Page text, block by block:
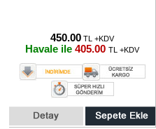
450.00 TL +KDV
Havale ile 405.00 TL +KDV